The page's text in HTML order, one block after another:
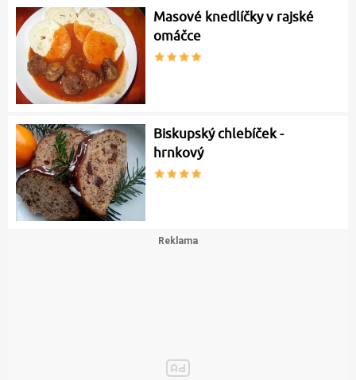
Masové knedlíčky v rajské
omáčce
Biskupský chlebíček -
hrnkový